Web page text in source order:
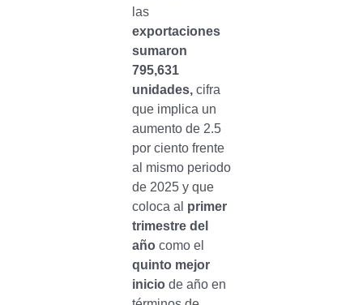
las
exportaciones
sumaron
795,631
unidades, cifra
que implica un
aumento de 2.5
por ciento frente
al mismo periodo
de 2025 y que
coloca al primer
trimestre del
año como el
quinto mejor
iniciode año en